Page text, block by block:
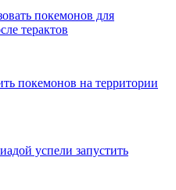
покемонов для
терактов
покемонов на территории
успели запустить